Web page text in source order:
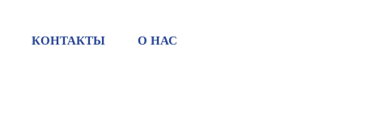
КОНТАКТЫ О НАС